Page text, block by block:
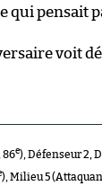
qui pensait
voit
86e), Défenseur 2,
), Milieu 5